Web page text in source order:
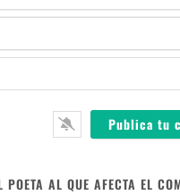
POETA AL QUE AFECTA EL